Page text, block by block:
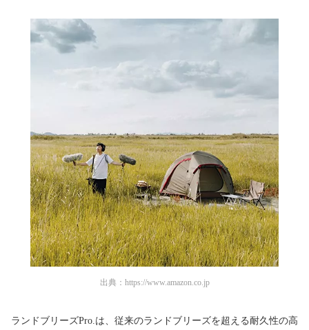
出典： https://www.amazon.co.jp
ランドブリーズPro.は、従来のランドブリーズを超える耐久性の高